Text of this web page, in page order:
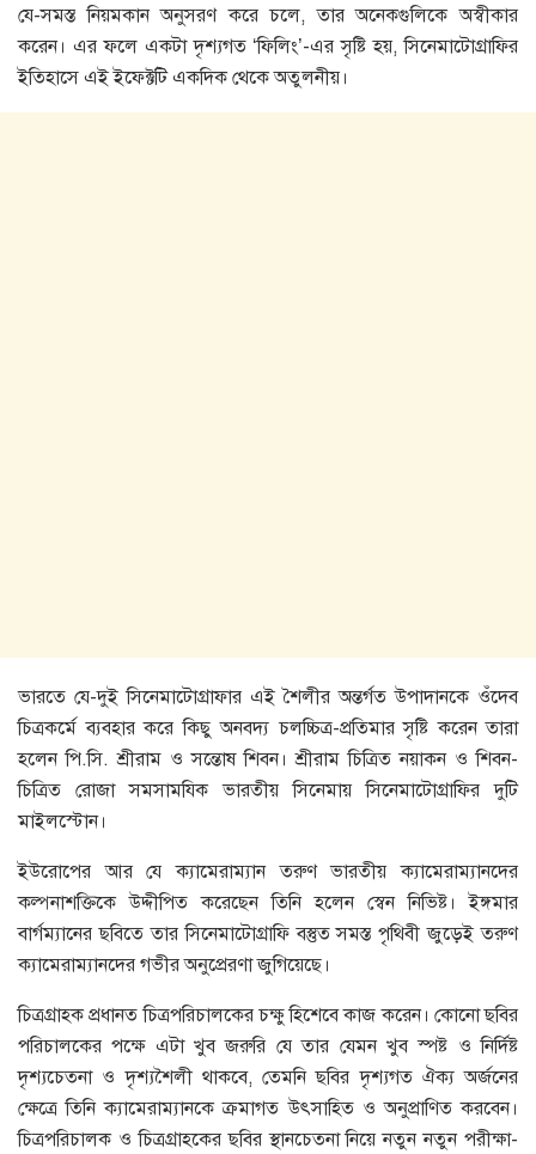
যে-সমস্ত নিয়মকান অনুসরণ করে চলে, তার অনেকগুলিকে অস্বীকার
করেন। এর ফলে একটা দৃশ্যগত ‘ফিলিং’-এর সৃষ্টি হয়, সিনেমাটোগ্রাফির
ইতিহাসে এই ইফেক্টটি একদিক থেকে অতুলনীয়।
ভারতে যে-দুই সিনেমাটোগ্রাফার এই শৈলীর অন্তর্গত উপাদানকে ওঁদেব
চিত্রকর্মে ব্যবহার করে কিছু অনবদ্য চলচ্চিত্র-প্রতিমার সৃষ্টি করেন তারা
হলেন পি.সি. শ্রীরাম ও সন্তোষ শিবন। শ্রীরাম চিত্রিত নয়াকন ও শিবন-
চিত্রিত রােজা সমসামযিক ভারতীয় সিনেমায় সিনেমাটোগ্রাফির দুটি
মাইলস্টোন।
ইউরােপের আর যে ক্যামেরাম্যান তরুণ ভারতীয় ক্যামেরাম্যানদের
কল্পনাশক্তিকে উদ্দীপিত করেছেন তিনি হলেন স্বেন নিভিষ্ট। ইঙ্গমার
বার্গম্যানের ছবিতে তার সিনেমাটোগ্রাফি বস্তুত সমস্ত পৃথিবী জুড়েই তরুণ
ক্যামেরাম্যানদের গভীর অনুপ্রেরণা জুগিয়েছে।
চিত্রগ্রাহক প্রধানত চিত্রপরিচালকের চক্ষু হিশেবে কাজ করেন। কোনাে ছবির
পরিচালকের পক্ষে এটা খুব জরুরি যে তার যেমন খুব স্পষ্ট ও নির্দিষ্ট
দৃশ্যচেতনা ও দৃশ্যশৈলী থাকবে, তেমনি ছবির দৃশ্যগত ঐক্য অর্জনের
ক্ষেত্রে তিনি ক্যামেরাম্যানকে ক্রমাগত উৎসাহিত ও অনুপ্রাণিত করবেন।
চিত্রপরিচালক ও চিত্রগ্রাহকের ছবির স্থানচেতনা নিয়ে নতুন নতুন পরীক্ষা-